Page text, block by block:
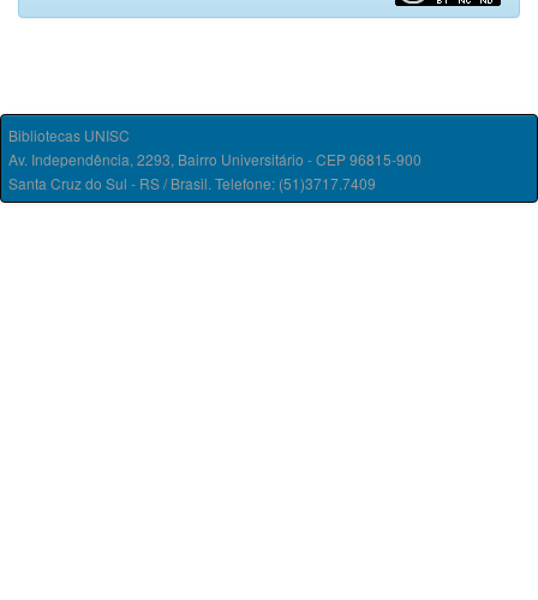
Bibliotecas UNISC
Av. Independência, 2293, Bairro Universitário - CEP 96815-900
Santa Cruz do Sul - RS / Brasil. Telefone: (51)3717.7409